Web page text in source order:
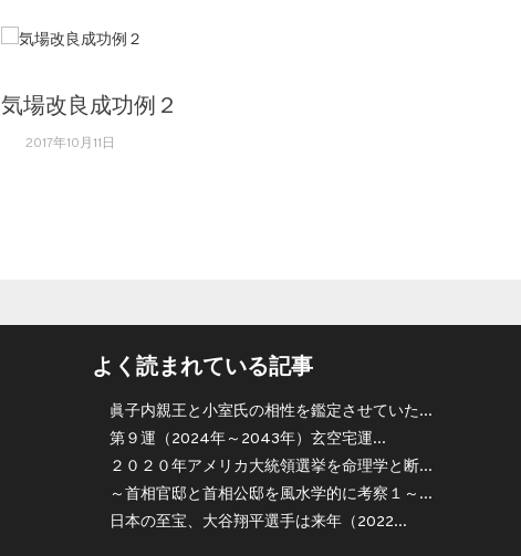
気場改良成功例２
2017年10月11日
よく読まれている記事
眞子内親王と小室氏の相性を鑑定させていた...
第９運（2024年～2043年）玄空宅運...
２０２０年アメリカ大統領選挙を命理学と断...
～首相官邸と首相公邸を風水学的に考察１～...
日本の至宝、大谷翔平選手は来年（2022...